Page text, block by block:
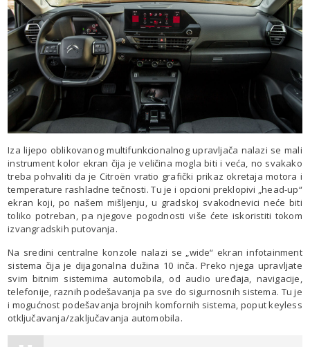
Iza lijepo oblikovanog multifunkcionalnog upravljača nalazi se mali
instrument kolor ekran čija je veličina mogla biti i veća, no svakako
treba pohvaliti da je Citroën vratio grafički prikaz okretaja motora i
temperature rashladne tečnosti. Tu je i opcioni preklopivi „head-up“
ekran koji, po našem mišljenju, u gradskoj svakodnevici neće biti
toliko potreban, pa njegove pogodnosti više ćete iskoristiti tokom
izvangradskih putovanja.
Na sredini centralne konzole nalazi se „wide“ ekran infotainment
sistema čija je dijagonalna dužina 10 inča. Preko njega upravljate
svim bitnim sistemima automobila, od audio uređaja, navigacije,
telefonije, raznih podešavanja pa sve do sigurnosnih sistema. Tu je
i mogućnost podešavanja brojnih komfornih sistema, poput keyless
otključavanja/zaključavanja automobila.